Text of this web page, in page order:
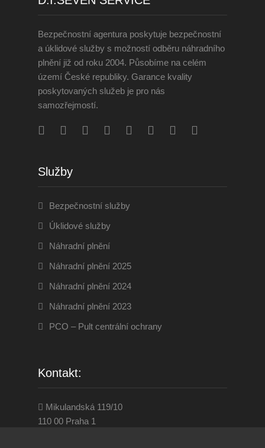
Bezpečnostní agentura poskytuje bezpečnostní
a úklidové služby s možností odběru náhradního
plnění již od roku 2004. Působíme na celém
území České republiky. Garance kvality
poskytovaných služeb je pro nás
samozřejmostí.
Služby
Bezpečnostní služby
Úklidové služby
Náhradní plnění
Náhradní plnění 2025
Náhradní plnění 2024
Náhradní plnění 2023
PCO – Pult centrální ochrany
Kontakt:
Mikulandská 119/10
110 00 Praha 1